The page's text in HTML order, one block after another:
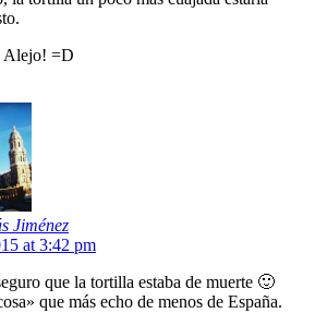
Alejo! =D
Jiménez
at 3:42 pm
que la tortilla estaba de muerte 🙂
que más echo de menos de España.